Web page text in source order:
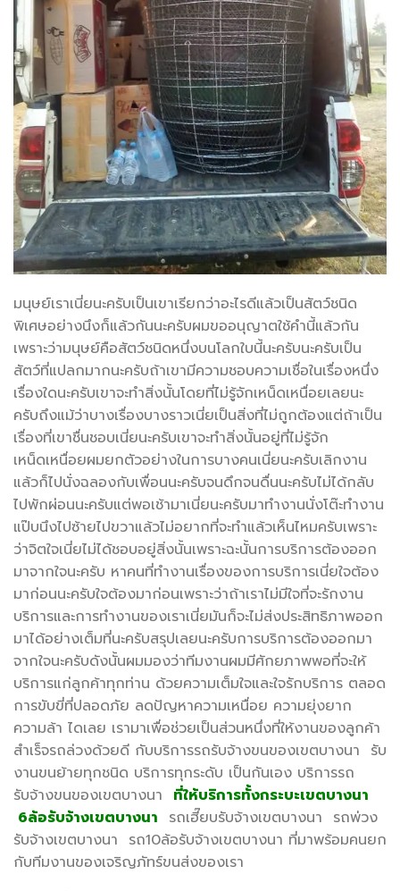
มนุษย์เราเนี่ยนะครับเป็นเขาเรียกว่าอะไรดีแล้วเป็นสัตว์ชนิด
พิเศษอย่างนึงก็แล้วกันนะครับผมขออนุญาตใช้คำนี้แล้วกัน
เพราะว่ามนุษย์คือสัตว์ชนิดหนึ่งบนโลกใบนี้นะครับนะครับเป็น
สัตว์ที่แปลกมากนะครับถ้าเขามีความชอบความเชื่อในเรื่องหนึ่ง
เรื่องใดนะครับเขาจะทำสิ่งนั้นโดยที่ไม่รู้จักเหน็ดเหนื่อยเลยนะ
ครับถึงแม้ว่าบางเรื่องบางราวเนี่ยเป็นสิ่งที่ไม่ถูกต้องแต่ถ้าเป็น
เรื่องที่เขาชื่นชอบเนี่ยนะครับเขาจะทำสิ่งนั้นอยู่ที่ไม่รู้จัก
เหน็ดเหนื่อยผมยกตัวอย่างในการบางคนเนี่ยนะครับเลิกงาน
แล้วก็ไปนั่งฉลองกับเพื่อนนะครับจนดึกจนดื่นนะครับไม่ได้กลับ
ไปพักผ่อนนะครับแต่พอเช้ามาเนี่ยนะครับมาทำงานนั่งโต๊ะทำงาน
แป๊บนึงไปซ้ายไปขวาแล้วไม่อยากที่จะทำแล้วเห็นไหมครับเพราะ
ว่าจิตใจเนี่ยไม่ได้ชอบอยู่สิ่งนั้นเพราะฉะนั้นการบริการต้องออก
มาจากใจนะครับ หาคนที่ทำงานเรื่องของการบริการเนี่ยใจต้อง
มาก่อนนะครับใจต้องมาก่อนเพราะว่าถ้าเราไม่มีใจที่จะรักงาน
บริการและการทำงานของเราเนี่ยมันก็จะไม่ส่งประสิทธิภาพออก
มาได้อย่างเต็มที่นะครับสรุปเลยนะครับการบริการต้องออกมา
จากใจนะครับดังนั้นผมมองว่าทีมงานผมมีศักยภาพพอที่จะให้
บริการแก่ลูกค้าทุกท่าน ด้วยความเต็มใจและใจรักบริการ ตลอด
การขับขี่ที่ปลอดภัย ลดปัญหาความเหนื่อย ความยุ่งยาก
ความล้า ไดเลย เรามาเพื่อช่วยเป็นส่วนหนึ่งที่ให้งานของลูกค้า
สำเร็จรถล่วงด้วยดี กับบริการรถรับจ้างขนของเขตบางนา รับ
งานขนย้ายทุกชนิด บริการทุกระดับ เป็นกันเอง บริการรถ
รับจ้างขนของเขตบางนา ที่ให้บริการทั้งกระบะเขตบางนา
6ล้อรับจ้างเขตบางนา รถเฮี๊ยบรับจ้างเขตบางนา รถพ่วง
รับจ้างเขตบางนา รถ10ล้อรับจ้างเขตบางนา ที่มาพร้อมคนยก
กับทีมงานของเจริญภัทร์ขนส่งของเรา